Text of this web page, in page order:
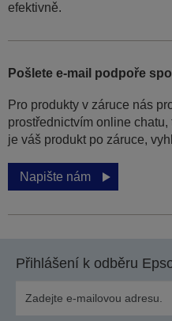
efektivně.
Pošlete e-mail podpoře
Pro produkty v záruce nás
prostřednictvím online
je váš produkt po záruce,
Napište nám
Přihlášení k odběru